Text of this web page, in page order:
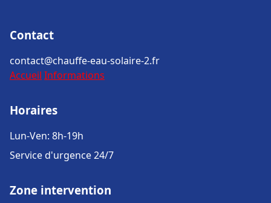
Contact
contact@chauffe-eau-solaire-2.fr
Accueil Informations
Horaires
Lun-Ven: 8h-19h
Service d'urgence 24/7
Zone intervention